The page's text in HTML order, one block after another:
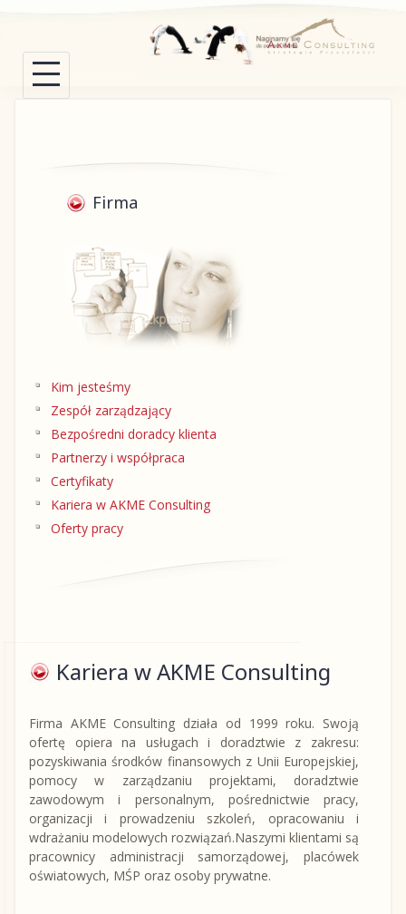
content
Firma
Kim jesteśmy
Zespół zarządzający
Bezpośredni doradcy klienta
Partnerzy i współpraca
Certyfikaty
Kariera w AKME Consulting
Oferty pracy
Kariera w AKME Consulting
Firma AKME Consulting działa od 1999 roku. Swoją
ofertę opiera na usługach i doradztwie z zakresu:
pozyskiwania środków finansowych z Unii Europejskiej,
pomocy w zarządzaniu projektami, doradztwie
zawodowym i personalnym, pośrednictwie pracy,
organizacji i prowadzeniu szkoleń, opracowaniu i
wdrażaniu modelowych rozwiązań.Naszymi klientami są
pracownicy administracji samorządowej, placówek
oświatowych, MŚP oraz osoby prywatne.